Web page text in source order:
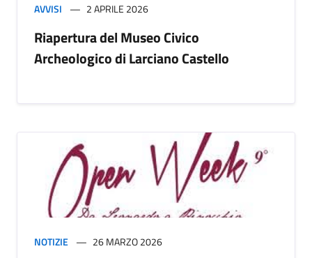
AVVISI 2 APRILE 2026
Riapertura del Museo Civico
Archeologico di Larciano Castello
NOTIZIE 26 MARZO 2026